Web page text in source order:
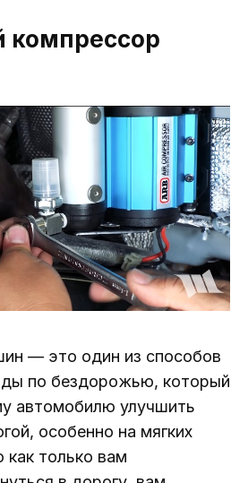
компрессор
— это один из способов
по бездорожью, который
автомобилю улучшить
особенно на мягких
как только вам